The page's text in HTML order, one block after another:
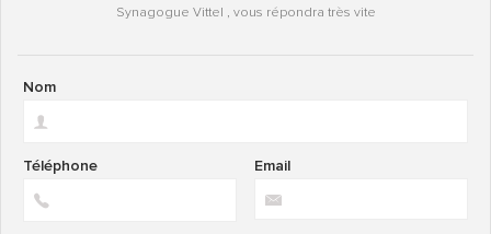
Synagogue Vittel , vous répondra très vite
Nom
Email
Téléphone